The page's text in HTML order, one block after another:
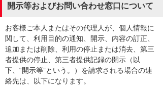
開示等およびお問い合わせ窓口について
お客様ご本人またはその代理人が、個人情報に
関して、利用目的の通知、開示、内容の訂正、
追加または削除、利用の停止または消去、第三
者提供の停止、第三者提供記録の開示（以
下、“開示等”という。）を請求される場合の連
絡先は、以下になります。